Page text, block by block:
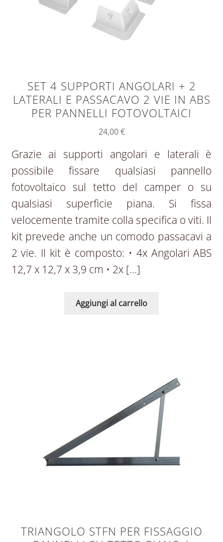
SET 4 SUPPORTI ANGOLARI + 2
LATERALI E PASSACAVO 2 VIE IN ABS
PER PANNELLI FOTOVOLTAICI
24,00€
Grazie ai supporti angolari e laterali è
possibile fissare qualsiasi pannello
fotovoltaico sul tetto del camper o su
qualsiasi superficie piana. Si fissa
velocemente tramite colla specifica o viti. Il
kit prevede anche un comodo passacavi a
2 vie. Il kit è composto: • 4x Angolari ABS
12,7 x 12,7 x 3,9 cm • 2x […]
Aggiungi al carrello
TRIANGOLO STFN PER FISSAGGIO